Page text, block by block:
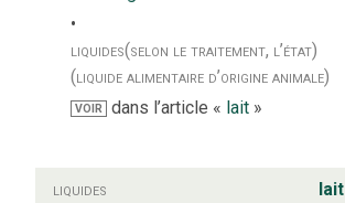
liquides(selon le traitement, l’état)
(liquide alimentaire d’origine animale)
VOIR dans l’article « lait »
liquides
lait